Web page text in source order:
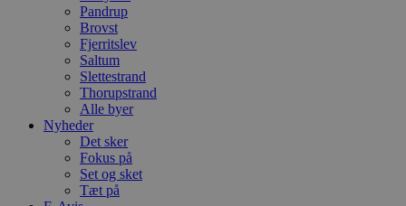
Pandrup
Brovst
Fjerritslev
Saltum
Slettestrand
Thorupstrand
Alle byer
Nyheder
Det sker
Fokus på
Set og sket
Tæt på